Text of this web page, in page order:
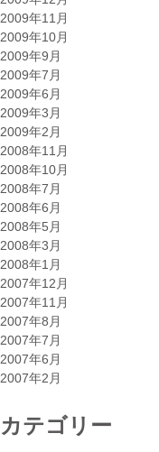
2009年11月
2009年10月
2009年9月
2009年7月
2009年6月
2009年3月
2009年2月
2008年11月
2008年10月
2008年7月
2008年6月
2008年5月
2008年3月
2008年1月
2007年12月
2007年11月
2007年8月
2007年7月
2007年6月
2007年2月
カテゴリー